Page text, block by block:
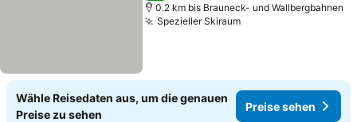
0.2 km bis Brauneck- und Wallbergbahnen
Spezieller SkiraumPreise sehen
Wähle Reisedaten aus, um die genauen
Preise zu sehen
Preise sehen